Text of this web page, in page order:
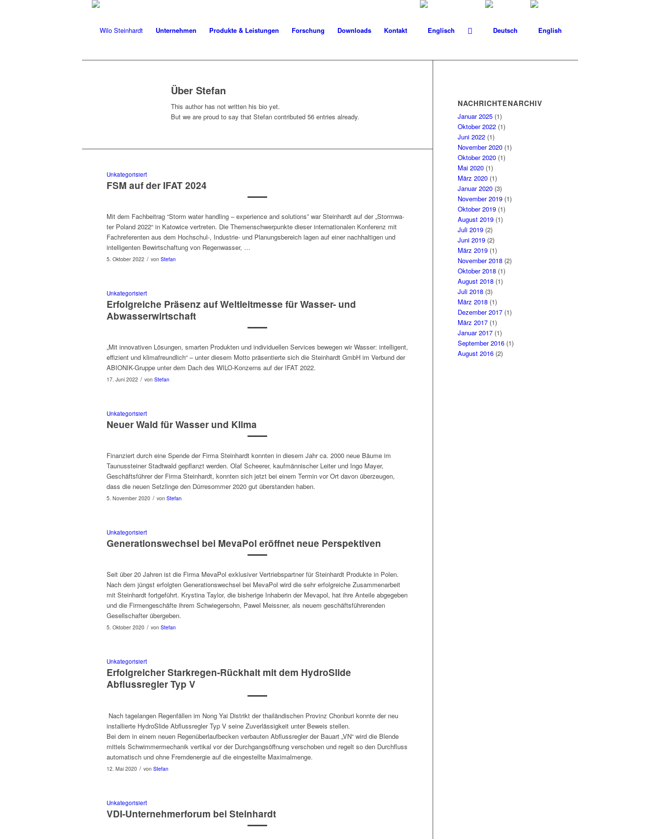
Unternehmen Produkte & Leistungen Forschung Downloads Kontakt
Über Stefan
This author has not written his bio yet.
But we are proud to say that Stefan contributed 56 entries already.
Unkategorisiert
FSM auf der IFAT 2024
Mit dem Fach­beitrag “Storm water han­dling – expe­ri­ence and solu­tions” war Stein­hardt auf der „Stormwa­
ter Poland 2022“ in Katow­ice vertreten. Die The­men­schw­er­punk­te dieser inter­na­tionalen Kon­ferenz mit
Fachref­er­enten aus dem Hochschul‑, Indus­trie- und Pla­nungs­bere­ich lagen auf ein­er nach­halti­gen und
intel­li­gen­ten Bewirtschaf­tung von Regenwasser, …
5. Oktober 2022 / von Stefan
Unkategorisiert
Erfolgreiche Präsenz auf Weltleitmesse für Wasser- und
Abwasserwirtschaft
„Mit inno­v­a­tiv­en Lösun­gen, smarten Pro­duk­ten und indi­vidu­ellen Ser­vices bewe­gen wir Wass­er: intel­li­gent,
effizient und kli­mafre­undlich“ – unter diesem Mot­to präsen­tierte sich die Stein­hardt GmbH im Ver­bund der
ABIONIK-Gruppe unter dem Dach des WILO-Konz­erns auf der IFAT 2022.
17. Juni 2022 / von Stefan
Unkategorisiert
Neuer Wald für Wasser und Klima
Finanziert durch eine Spende der Fir­ma Stein­hardt kon­nten in diesem Jahr ca. 2000 neue Bäume im
Taunusstein­er Stadt­wald gepflanzt wer­den. Olaf Scheer­er, kaufmän­nis­ch­er Leit­er und Ingo May­er,
Geschäfts­führer der Fir­ma Stein­hardt, kon­nten sich jet­zt bei einem Ter­min vor Ort davon überzeu­gen,
dass die neuen Set­zlinge den Dür­re­som­mer 2020 gut über­standen haben.
5. November 2020 / von Stefan
Unkategorisiert
Generationswechsel bei MevaPol eröffnet neue Perspektiven
Seit über 20 Jahren ist die Fir­ma MevaP­ol exk­lu­siv­er Ver­trieb­spart­ner für Stein­hardt Pro­duk­te in Polen.
Nach dem jüngst erfol­gten Gen­er­a­tionswech­sel bei MevaP­ol wird die sehr erfol­gre­iche Zusam­me­nar­beit
mit Stein­hardt fort­ge­führt. Krysti­na Tay­lor, die bish­erige Inhab­erin der Mevap­ol, hat ihre Anteile abgegeben
und die Fir­mengeschäfte ihrem Schwiegersohn, Pawel Meiss­ner, als neuem geschäfts­führeren­den
Gesellschafter übergeben.
5. Oktober 2020 / von Stefan
Unkategorisiert
Erfolgreicher Starkregen-Rückhalt mit dem HydroSlide
Abflussregler Typ V
Nach tage­lan­gen Regen­fällen im Nong Yai Dis­trikt der thailändi­schen Prov­inz Chon­buri kon­nte der neu
instal­lierte HydroSlide Abflussre­gler Typ V seine Zuver­läs­sigkeit unter Beweis stellen.
Bei dem in einem neuen Regen­überlauf­becken ver­baut­en Abflussre­gler der Bauart „VN“ wird die Blende
mit­tels Schwim­mer­mechanik ver­tikal vor der Durchgangs­öffnung ver­schoben und regelt so den Durch­fluss
automa­tisch und ohne Frem­den­ergie auf die eingestellte Maximalmenge.
12. Mai 2020 / von Stefan
Unkategorisiert
VDI-Unternehmerforum bei Steinhardt
NACHRICHTENARCHIV
Januar 2025 (1)
Oktober 2022 (1)
Juni 2022 (1)
November 2020 (1)
Oktober 2020 (1)
Mai 2020 (1)
März 2020 (1)
Januar 2020 (3)
November 2019 (1)
Oktober 2019 (1)
August 2019 (1)
Juli 2019 (2)
Juni 2019 (2)
März 2019 (1)
November 2018 (2)
Oktober 2018 (1)
August 2018 (1)
Juli 2018 (3)
März 2018 (1)
Dezember 2017 (1)
März 2017 (1)
Januar 2017 (1)
September 2016 (1)
August 2016 (2)